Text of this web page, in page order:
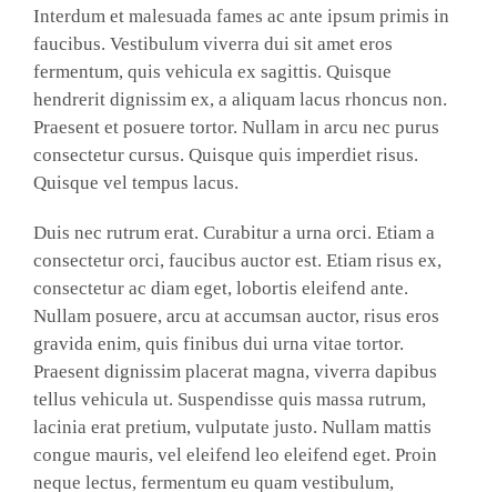
Interdum et malesuada fames ac ante ipsum primis in
faucibus. Vestibulum viverra dui sit amet eros
fermentum, quis vehicula ex sagittis. Quisque
hendrerit dignissim ex, a aliquam lacus rhoncus non.
Praesent et posuere tortor. Nullam in arcu nec purus
consectetur cursus. Quisque quis imperdiet risus.
Quisque vel tempus lacus.
Duis nec rutrum erat. Curabitur a urna orci. Etiam a
consectetur orci, faucibus auctor est. Etiam risus ex,
consectetur ac diam eget, lobortis eleifend ante.
Nullam posuere, arcu at accumsan auctor, risus eros
gravida enim, quis finibus dui urna vitae tortor.
Praesent dignissim placerat magna, viverra dapibus
tellus vehicula ut. Suspendisse quis massa rutrum,
lacinia erat pretium, vulputate justo. Nullam mattis
congue mauris, vel eleifend leo eleifend eget. Proin
neque lectus, fermentum eu quam vestibulum,